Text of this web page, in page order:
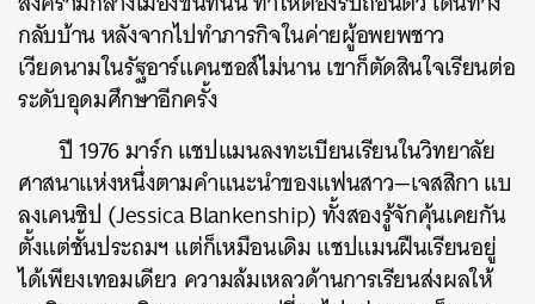
กลับบ้านหลังจากไปทำภารกิจในค่ายผู้อพยพชาว
เวียดนามในรัฐอาร์แคนซอส์ไม่นานเขาก็ตัดสินใจเรียนต่อ
ระดับอุดมศึกษาอีกครั้ง
ปี1976มาร์กแชปแมนลงทะเบียนเรียนในวิทยาลัย
ศาสนาแห่งหนึ่งตามคำแนะนำของแฟนสาว—เจสสิกาแบ
ลงเคนชิป (Jessica Blankenship)ทั้งสองรู้จักคุ้นเคยกัน
ตั้งแต่ชั้นประถมฯ แต่ก็เหมือนเดิมแชปแมนฝืนเรียนอยู่
ได้เพียงเทอมเดียว ความล้มเหลวด้านการเรียนส่งผลให้